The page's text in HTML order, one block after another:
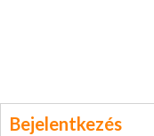
Bejelentkezés